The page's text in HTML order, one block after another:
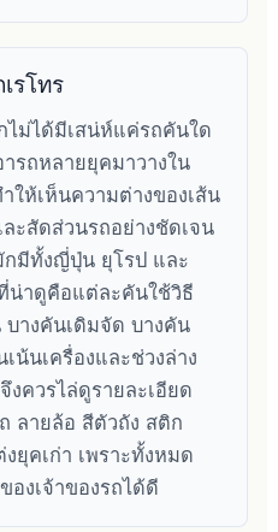
รโทร
ไม่ได้มีเสน่ห์แค่รถคันใด
รถหลายยุคมาวางใน
ให้เห็นความต่างของเส้น
ะสัดส่วนรถอย่างชัดเจน
มีทั้งญี่ปุ่น ยุโรป และ
น่าดูคือแต่ละคันใช้วิธี
บางคันเดิมจัด บางคัน
น้นเครื่องและช่วงล่าง
งควรไล่ดูรายละเอียด
ลายล้อ สีตัวถัง สติก
ยุคเก่า เพราะทั้งหมด
องเจ้าของรถได้ดี